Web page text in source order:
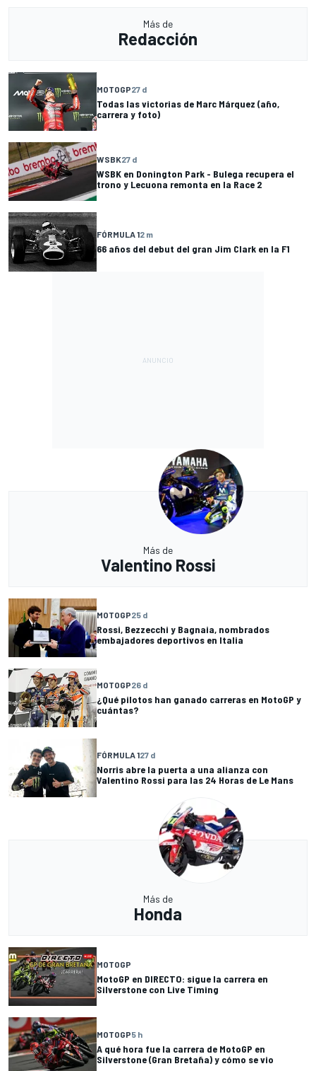
Más de
Redacción
MOTOGP27 d
Todas las victorias de Marc Márquez (año,
carrera y foto)
WSBK27 d
WSBK en Donington Park - Bulega recupera el
trono y Lecuona remonta en la Race 2
FÓRMULA 12 m
66 años del debut del gran Jim Clark en la F1
Más de
Valentino Rossi
MOTOGP25 d
Rossi, Bezzecchi y Bagnaia, nombrados
embajadores deportivos en Italia
MOTOGP26 d
¿Qué pilotos han ganado carreras en MotoGP y
cuántas?
FÓRMULA 127 d
Norris abre la puerta a una alianza con
Valentino Rossi para las 24 Horas de Le Mans
Más de
Honda
MOTOGP
MotoGP en DIRECTO: sigue la carrera en
Silverstone con Live Timing
MOTOGP5 h
A qué hora fue la carrera de MotoGP en
Silverstone (Gran Bretaña) y cómo se vio